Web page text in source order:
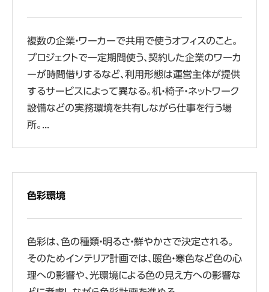
複数の企業・ワーカーで共用で使うオフィスのこと。
プロジェクトで一定期間使う、契約した企業のワーカ
ーが時間借りするなど、利用形態は運営主体が提供
するサービスによって異なる。机・椅子・ネットワーク
設備などの実務環境を共有しながら仕事を行う場
所。...
色彩環境
色彩は、色の種類・明るさ・鮮やかさで決定される。
そのためインテリア計画では、暖色・寒色など色の心
理への影響や、光環境による色の見え方への影響な